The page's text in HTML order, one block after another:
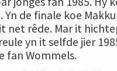
Yn de finale koe
net rêde. Mar it
yn it selfde jier
fan Wommels.